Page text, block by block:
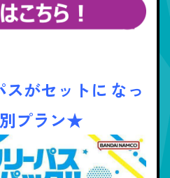
がセットに なっ
プラン★